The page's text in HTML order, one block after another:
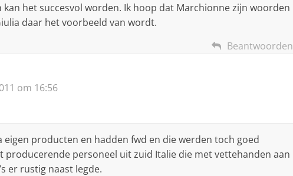
kan het succesvol worden. Ik hoop dat Marchionne zijn woorden
daar het voorbeeld van wordt.
Beantwoorden
om 16:56
eigen producten en hadden fwd en die werden toch goed
producerende personeel uit zuid Italie die met vettehanden aan
er rustig naast legde.